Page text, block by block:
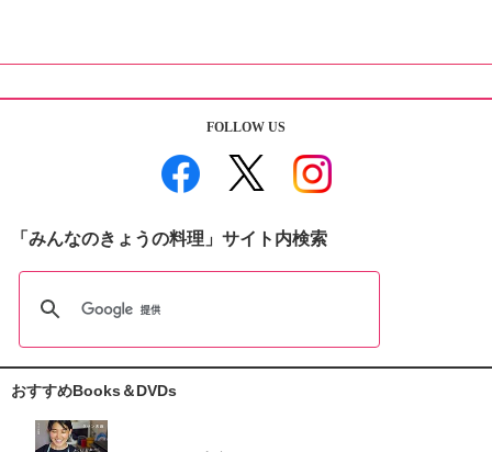
FOLLOW US
「みんなのきょうの料理」サイト内検索
おすすめBooks＆DVDs